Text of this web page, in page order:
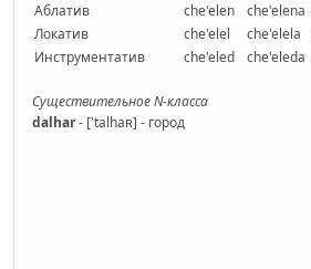
Аблатив
che'elen che'elena
Локатив
che'elel che'elela
Инструментатив
che'eled che'eleda
Существительное N-класса
dalhar- ['talhaʀ] - город